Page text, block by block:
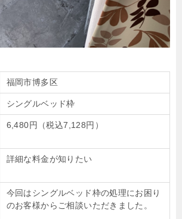
福岡市博多区
シングルベッド枠
6,480円（税込7,128円）
詳細な料金が知りたい
今回はシングルベッド枠の処理にお困り
のお客様からご相談いただきました。